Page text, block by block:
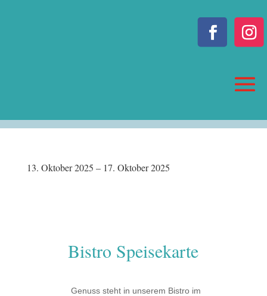
13. Oktober 2025 – 17. Oktober 2025
Bistro Speisekarte
Genuss steht in unserem Bistro im